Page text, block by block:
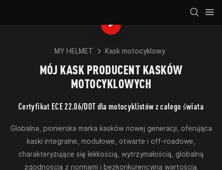
MY HELMET Kask motocyklowy
MÓJ KASK PRODUCENT KASKÓW
MOTOCYKLOWYCH
Certyfikat ECE 22.06/DOT dla motocyklistów z całego świata
Globalna, pionierska marka kasków nowej generacji, oferująca
kaski integralne, modułowe, otwarte i off-roadowe,
charakteryzujące się lekkością, wytrzymałością, globalną
zgodnością z normami i bezkonkurencyjną wartością.